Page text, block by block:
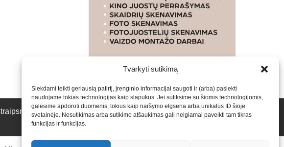
Tvarkyti sutikimą
Siekdami teikti geriausią patirtį, įrenginio informacijai saugoti ir (arba) pasiekti
naudojame tokias technologijas kaip slapukus. Jei sutiksime su šiomis technologijomis,
galėsime apdoroti duomenis, tokius kaip naršymo elgsena arba unikalūs ID šioje
svetainėje. Nesutikimas arba sutikimo atšaukimas gali neigiamai paveikti tam tikras
funkcijas ir funkcijas.
rašymas ir talpinimas į mūsų valdomas svetaines.2026Armijai.LT